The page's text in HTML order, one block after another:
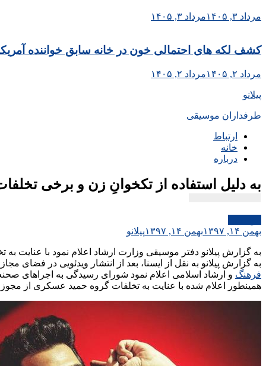
مرداد ۳, ۱۴۰۵ مرداد ۳, ۱۴۰۵
کشف لکه های احتمالی خون در خانه سابق خواننده
مرداد ۲, ۱۴۰۵ مرداد ۲, ۱۴۰۵
پیلانو
طرفداران موسیقی
ارتباط
خانه
درباره
به دلیل استفاده از تکخوانِ زن و برخی
بهمن ۱۴, ۱۳۹۷
بهمن ۱۴, ۱۳۹۷ پیلانو
به گزارش پیلانو دفتر موسیقی وزارت ارشاد اعلام نمود با
به گزارش پیلانو به نقل از ایسنا، بعد از انتشار ویدئویی در فضای
فرهنگ و ارشاد اسلامی اعلام نمود شورای رسیدگی به اجراهای
همینطور اعلام شده با عنایت به تخلفات گروه حمید عسکری از